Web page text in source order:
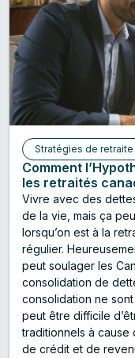
Stratégies de retraite
Comment
les retraités
Vivre avec des
de la vie, mais ça
lorsqu’on est à la
régulier.
peut soulager les
consolidation de
consolidation ne
peut être difficile
traditionnels à
de crédit et de